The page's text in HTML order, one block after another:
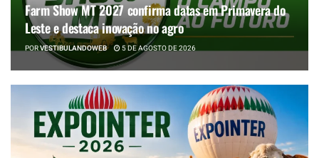
Farm Show MT 2027 confirma datas em Primavera do
Leste e destaca inovação no agro
PORVESTIBULANDOWEB 5 DE AGOSTO DE 2026